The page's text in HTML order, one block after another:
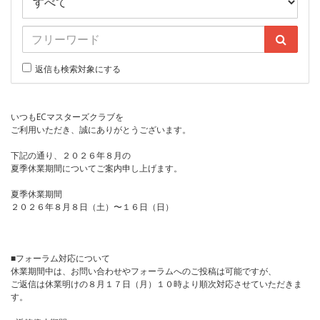
返信も検索対象にする
いつもECマスターズクラブを
ご利用いただき、誠にありがとうございます。
下記の通り、２０２６年８月の
夏季休業期間についてご案内申し上げます。
夏季休業期間
２０２６年８月８日（土）〜１６日（日）
■フォーラム対応について
休業期間中は、お問い合わせやフォーラムへのご投稿は可能ですが、
ご返信は休業明けの８月１７日（月）１０時より順次対応させていただきま
す。